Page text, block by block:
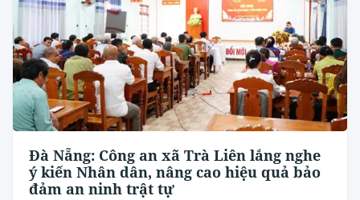
Đà Nẵng: Công an xã Trà Liên lắng nghe
ý kiến Nhân dân, nâng cao hiệu quả bảo
đảm an ninh trật tự